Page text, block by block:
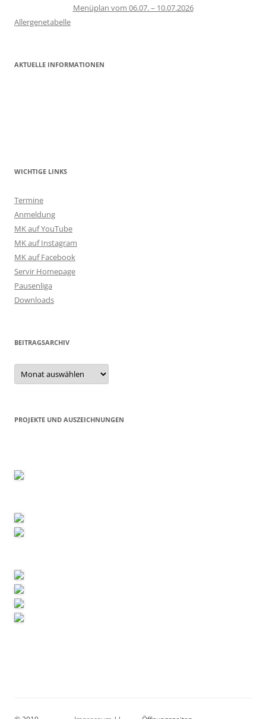
Menüplan vom 06.07. – 10.07.2026
Allergenetabelle
AKTUELLE INFORMATIONEN
WICHTIGE LINKS
Termine
Anmeldung
MK auf YouTube
MK auf Instagram
MK auf Facebook
Servir Homepage
Pausenliga
Downloads
BEITRAGSARCHIV
Beitragsarchiv
PROJEKTE UND AUSZEICHNUNGEN